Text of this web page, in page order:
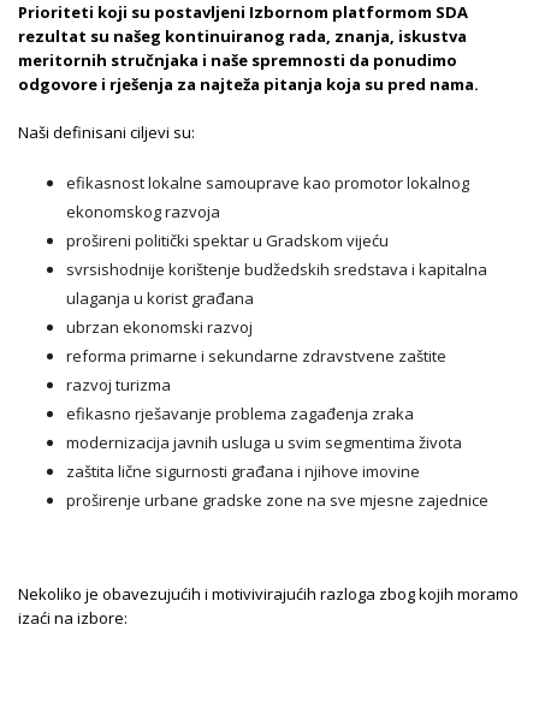
Prioriteti koji su postavljeni Izbornom platformom SDA
rezultat su našeg kontinuiranog rada, znanja, iskustva
meritornih stručnjaka i naše spremnosti da ponudimo
odgovore i rješenja za najteža pitanja koja su pred nama.
Naši definisani ciljevi su:
efikasnost lokalne samouprave kao promotor lokalnog
ekonomskog razvoja
prošireni politički spektar u Gradskom vijeću
svrsishodnije korištenje budžedskih sredstava i kapitalna
ulaganja u korist građana
ubrzan ekonomski razvoj
reforma primarne i sekundarne zdravstvene zaštite
razvoj turizma
efikasno rješavanje problema zagađenja zraka
modernizacija javnih usluga u svim segmentima života
zaštita lične sigurnosti građana i njihove imovine
proširenje urbane gradske zone na sve mjesne zajednice
Nekoliko je obavezujućih i motivivirajućih razloga zbog kojih moramo
izaći na izbore: